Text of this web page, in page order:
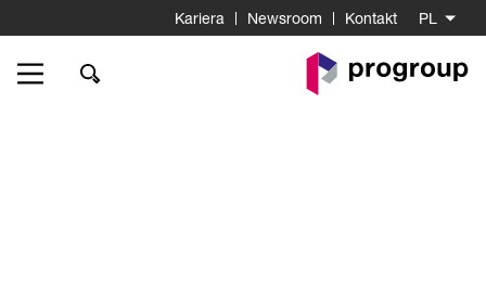
Kariera Newsroom Kontakt PL
Do
strony